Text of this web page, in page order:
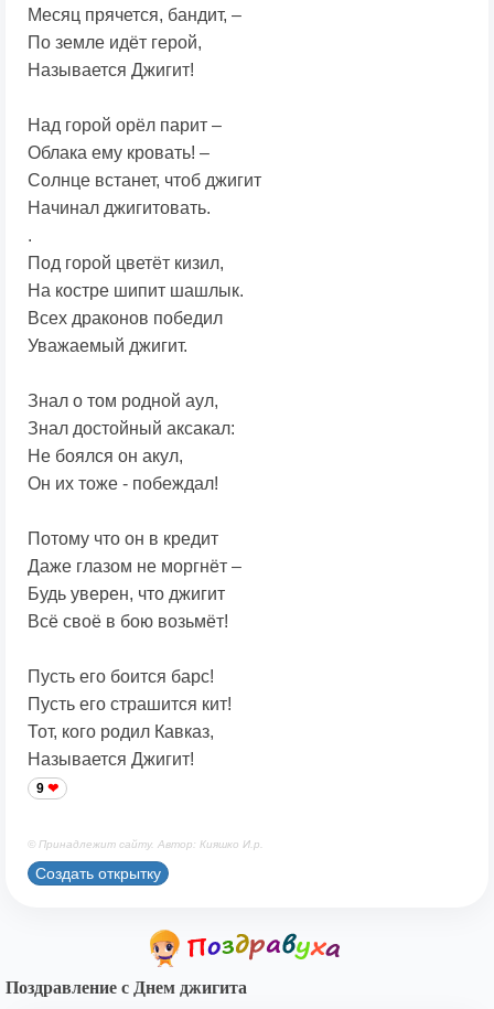
Месяц прячется, бандит, –
По земле идёт герой,
Называется Джигит!
Над горой орёл парит –
Облака ему кровать! –
Солнце встанет, чтоб джигит
Начинал джигитовать.
.
Под горой цветёт кизил,
На костре шипит шашлык.
Всех драконов победил
Уважаемый джигит.
Знал о том родной аул,
Знал достойный аксакал:
Не боялся он акул,
Он их тоже - побеждал!
Потому что он в кредит
Даже глазом не моргнёт –
Будь уверен, что джигит
Всё своё в бою возьмёт!
Пусть его боится барс!
Пусть его страшится кит!
Тот, кого родил Кавказ,
Называется Джигит!
9
© Принадлежит сайту. Автор: Кияшко И.р.
Создать открытку
Поздравление с Днем джигита